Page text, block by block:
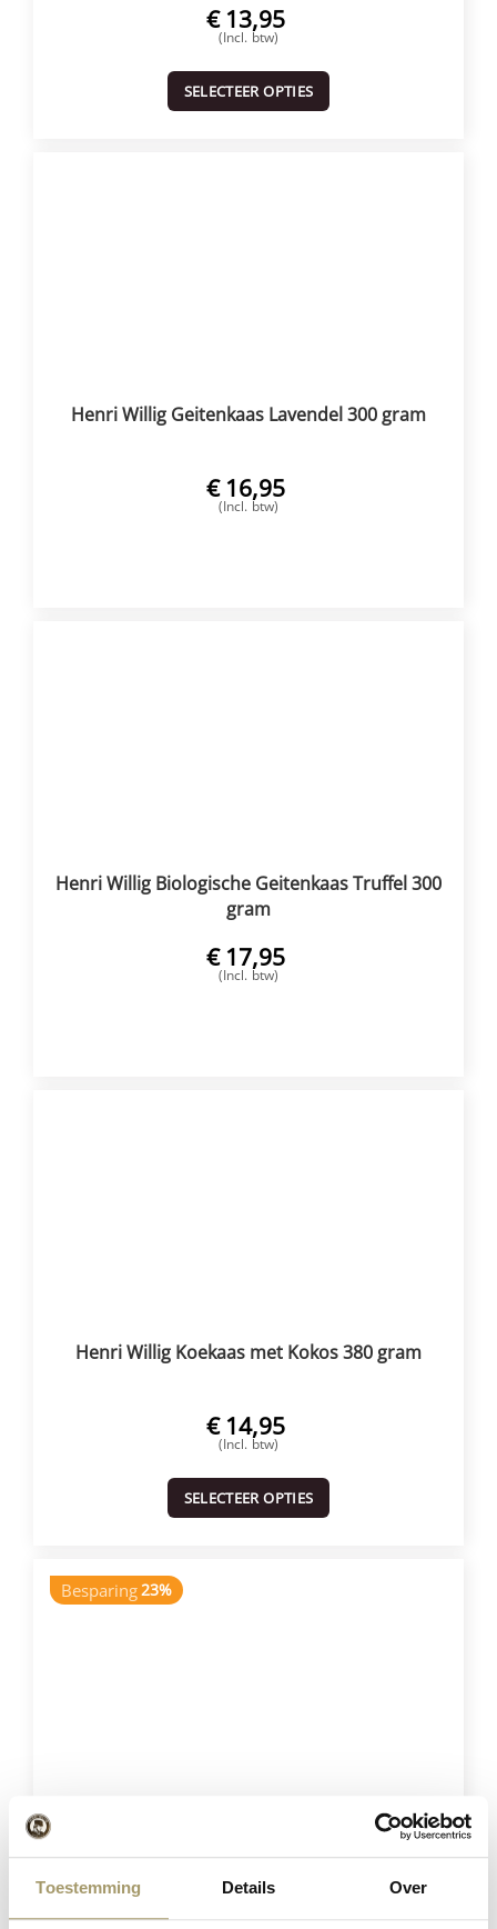
Toestemming Details Over
€ 13,95
(Incl. btw)
SELECTEER OPTIES
Henri Willig Geitenkaas Lavendel 300 gram
€ 16,95
(Incl. btw)
Henri Willig Biologische Geitenkaas Truffel 300
gram
€ 17,95
(Incl. btw)
Henri Willig Koekaas met Kokos 380 gram
€ 14,95
(Incl. btw)
SELECTEER OPTIES
Besparing23%
Henri Willig Selectie van 12 Kazen
181,40